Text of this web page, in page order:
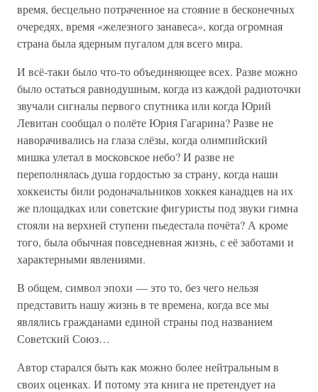
время, бесцельно потраченное на стояние в бесконечных
очередях, время «железного занавеса», когда огромная
страна была ядерным пугалом для всего мира.
И всё-таки было что-то объединяющее всех. Разве можно
было остаться равнодушным, когда из каждой радиоточки
звучали сигналы первого спутника или когда Юрий
Левитан сообщал о полёте Юрия Гагарина? Разве не
наворачивались на глаза слёзы, когда олимпийский
мишка улетал в московское небо? И разве не
переполнялась душа гордостью за страну, когда наши
хоккеисты били родоначальников хоккея канадцев на их
же площадках или советские фигуристы под звуки гимна
стояли на верхней ступени пьедестала почёта? А кроме
того, была обычная повседневная жизнь, с её заботами и
характерными явлениями.
В общем, символ эпохи — это то, без чего нельзя
представить нашу жизнь в те времена, когда все мы
являлись гражданами единой страны под названием
Советский Союз…
Автор старался быть как можно более нейтральным в
своих оценках. И потому эта книга не претендует на